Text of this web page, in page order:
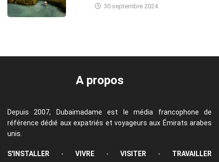
30 septembre 2024
A propos
Depuis 2007, Dubaimadame est le média francophone de
référence dédié aux expatriés et voyageurs aux Émirats arabes
unis.
S'INSTALLER - VIVRE - VISITER - TRAVAILLER